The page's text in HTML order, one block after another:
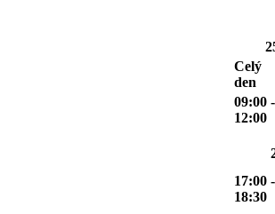
Celý
den
09:00 -
12:00
17:00 -
18:30